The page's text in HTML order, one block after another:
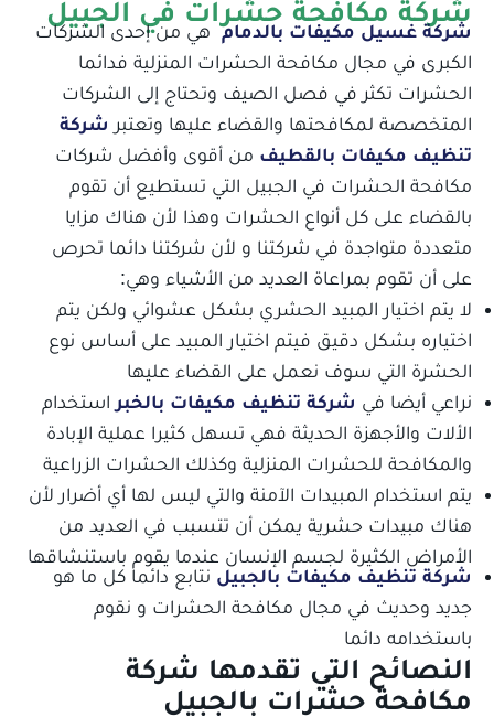
شركة مكافحة حشرات في الجبيل
شركة غسيل مكيفات بالدمامهي من إحدى الشركات
الكبرى في مجال مكافحة الحشرات المنزلية فدائما
الحشرات تكثر في فصل الصيف وتحتاج إلى الشركات
المتخصصة لمكافحتها والقضاء عليها وتعتبر شركة
تنظيف مكيفات بالقطيف من أقوى وأفضل شركات
مكافحة الحشرات في الجبيل التي تستطيع أن تقوم
بالقضاء على كل أنواع الحشرات وهذا لأن هناك مزايا
متعددة متواجدة في شركتنا و لأن شركتنا دائما تحرص
على أن تقوم بمراعاة العديد من الأشياء وهي:
لا يتم اختيار المبيد الحشري بشكل عشوائي ولكن يتم
اختياره بشكل دقيق فيتم اختيار المبيد على أساس نوع
الحشرة التي سوف نعمل على القضاء عليها
نراعي أيضا في شركة تنظيف مكيفات بالخبر استخدام
الألات والأجهزة الحديثة فهي تسهل كثيرا عملية الإبادة
والمكافحة للحشرات المنزلية وكذلك الحشرات الزراعية
يتم استخدام المبيدات الآمنة والتي ليس لها أي أضرار لأن
هناك مبيدات حشرية يمكن أن تتسبب في العديد من
الأمراض الكثيرة لجسم الإنسان عندما يقوم باستنشاقها
شركة تنظيف مكيفات بالجبيل نتابع دائما كل ما هو
جديد وحديث في مجال مكافحة الحشرات و نقوم
باستخدامه دائما
النصائح التي تقدمها شركة
مكافحة حشرات بالجبيل